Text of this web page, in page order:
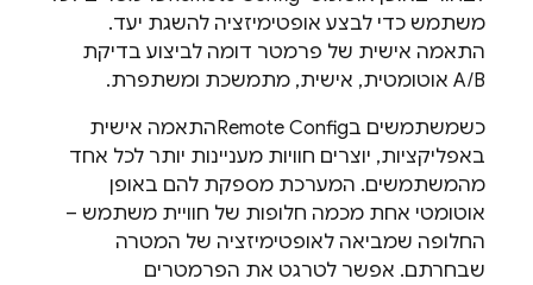
משתמש כדי לבצע אופטימיזציה להשגת יעד.
התאמה אישית של פרמטר דומה לביצוע בדיקת
A/B אוטומטית, אישית, מתמשכת ומשתפרת.
כשמשתמשים בRemote Configהתאמה אישית
באפליקציות, יוצרים חוויות מעניינות יותר לכל אחד
מהמשתמשים. המערכת מספקת להם באופן
אוטומטי אחת מכמה חלופות של חוויית משתמש –
החלופה שמביאה לאופטימיזציה של המטרה
שבחרתם. אפשר לטרגט את הפרמטרים